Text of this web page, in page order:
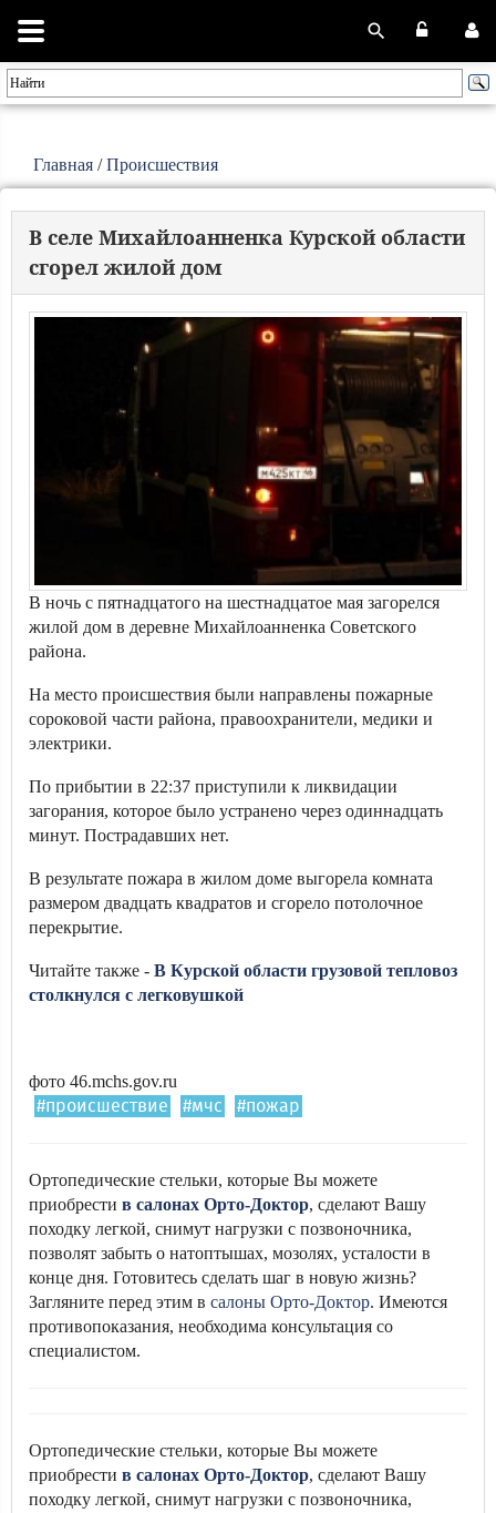
Главная /Происшествия
В селе Михайлоанненка Курской области
сгорел жилой дом
В ночь с пятнадцатого на шестнадцатое мая загорелся
жилой дом в деревне Михайлоанненка Советского
района.
На место происшествия были направлены пожарные
сороковой части района, правоохранители, медики и
электрики.
По прибытии в 22:37 приступили к ликвидации
загорания, которое было устранено через одиннадцать
минут. Пострадавших нет.
В результате пожара в жилом доме выгорела комната
размером двадцать квадратов и сгорело потолочное
перекрытие.
Читайте также - В Курской области грузовой тепловоз
столкнулся с легковушкой
фото 46.mchs.gov.ru
#происшествие #мчс #пожар
Ортопедические стельки, которые Вы можете
приобрести в салонах Орто-Доктор, сделают Вашу
походку легкой, снимут нагрузки с позвоночника,
позволят забыть о натоптышах, мозолях, усталости в
конце дня. Готовитесь сделать шаг в новую жизнь?
Загляните перед этим в салоны Орто-Доктор. Имеются
противопоказания, необходима консультация со
специалистом.
Ортопедические стельки, которые Вы можете
приобрести в салонах Орто-Доктор, сделают Вашу
походку легкой, снимут нагрузки с позвоночника,